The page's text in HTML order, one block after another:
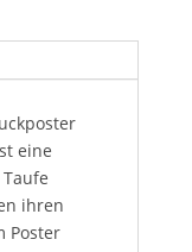
eine
ihren
Poster